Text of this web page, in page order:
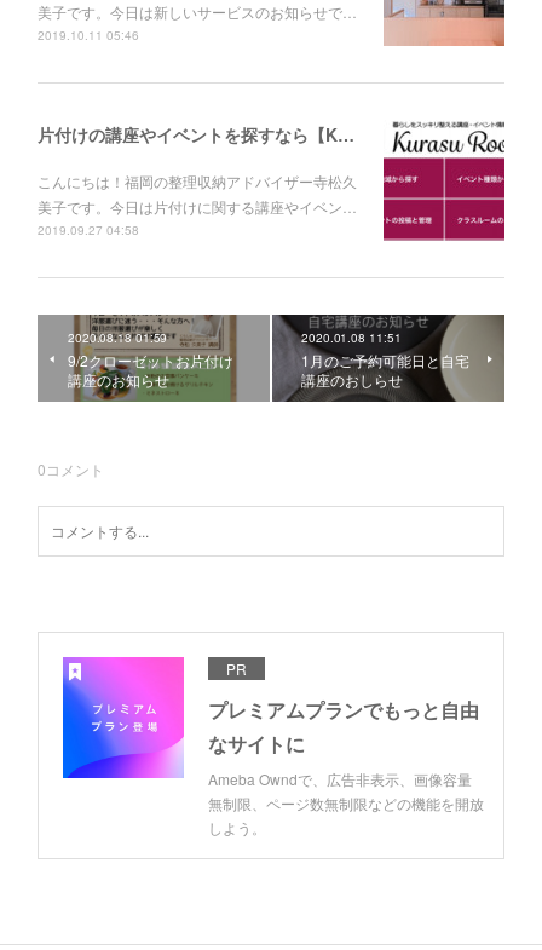
美子です。今日は新しいサービスのお知らせで…
2019.10.11 05:46
片付けの講座やイベントを探すなら【KurasuRoom】へ！
こんにちは！福岡の整理収納アドバイザー寺松久
美子です。今日は片付けに関する講座やイベン…
2019.09.27 04:58
2020.08.18 01:59
9/2クローゼットお片付け
講座のお知らせ
2020.01.08 11:51
1月のご予約可能日と自宅
講座のおしらせ
0コメント
PR
プレミアムプランでもっと自由
なサイトに
Ameba Owndで、広告非表示、画像容量
無制限、ページ数無制限などの機能を開放
しよう。